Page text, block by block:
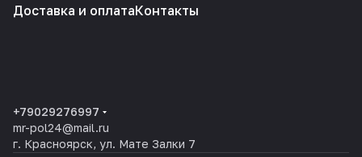
Доставка и оплатаКонтакты
+79029276997
mr-pol24@mail.ru
г. Красноярск, ул. Мате Залки 7